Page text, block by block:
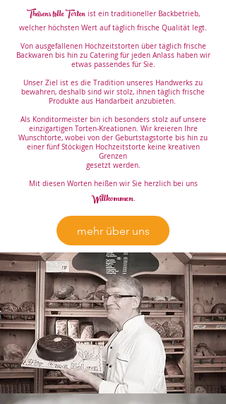
Theisens tolle Tortenist ein traditioneller Backbetrieb,
welcher höchsten Wert auf täglich frische Qualität legt.
Von ausgefallenen Hochzeitstorten über täglich frische
Backwaren bis hin zu Catering für jeden Anlass haben wir
etwas passendes für Sie.
Unser Ziel ist es die Tradition unseres Handwerks zu
bewahren, deshalb sind wir stolz, ihnen täglich frische
Produkte aus Handarbeit anzubieten.
Als Konditormeister bin ich besonders stolz auf unsere
einzigartigen Torten-Kreationen. Wir kreieren Ihre
Wunschtorte, wobei von der Geburtstagstorte bis hin zu
einer fünf Stöckigen Hochzeitstorte keine kreativen
Grenzen
gesetzt werden.
Mit diesen Worten heißen wir Sie herzlich bei uns
Willkommen.
mehr über uns